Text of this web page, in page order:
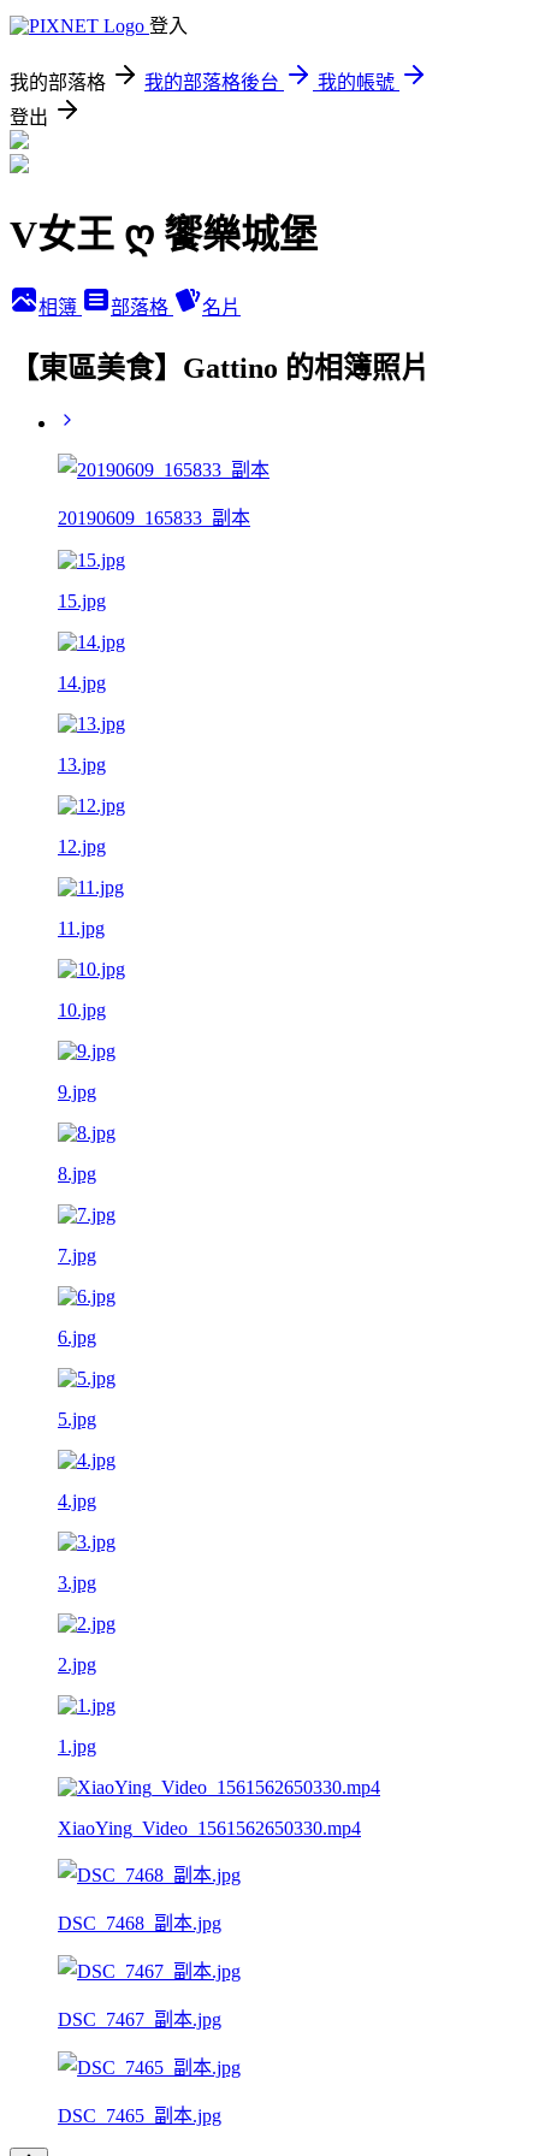
登入
我的部落格 我的部落格後台
我的帳號
登出
V女王 ღ 饗樂城堡
相簿 部落格 名片
【東區美食】Gattino 的相簿照片
20190609_165833_副本
15.jpg
14.jpg
13.jpg
12.jpg
11.jpg
10.jpg
9.jpg
8.jpg
7.jpg
6.jpg
5.jpg
4.jpg
3.jpg
2.jpg
1.jpg
XiaoYing_Video_1561562650330.mp4
DSC_7468_副本.jpg
DSC_7467_副本.jpg
DSC_7465_副本.jpg